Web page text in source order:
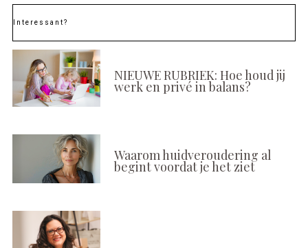
Interessant?
NIEUWE RUBRIEK: Hoe houd jij
werk en privé in balans?
Waarom huidveroudering al
begint voordat je het ziet